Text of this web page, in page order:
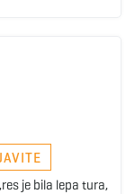
je bila lepa tura,